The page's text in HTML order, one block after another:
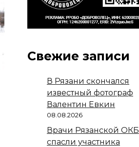
Свежие записи
В Рязани скончался
известный фотограф
Валентин Евкин
08.08.2026
Врачи Рязанской ОКБ
спасли участника